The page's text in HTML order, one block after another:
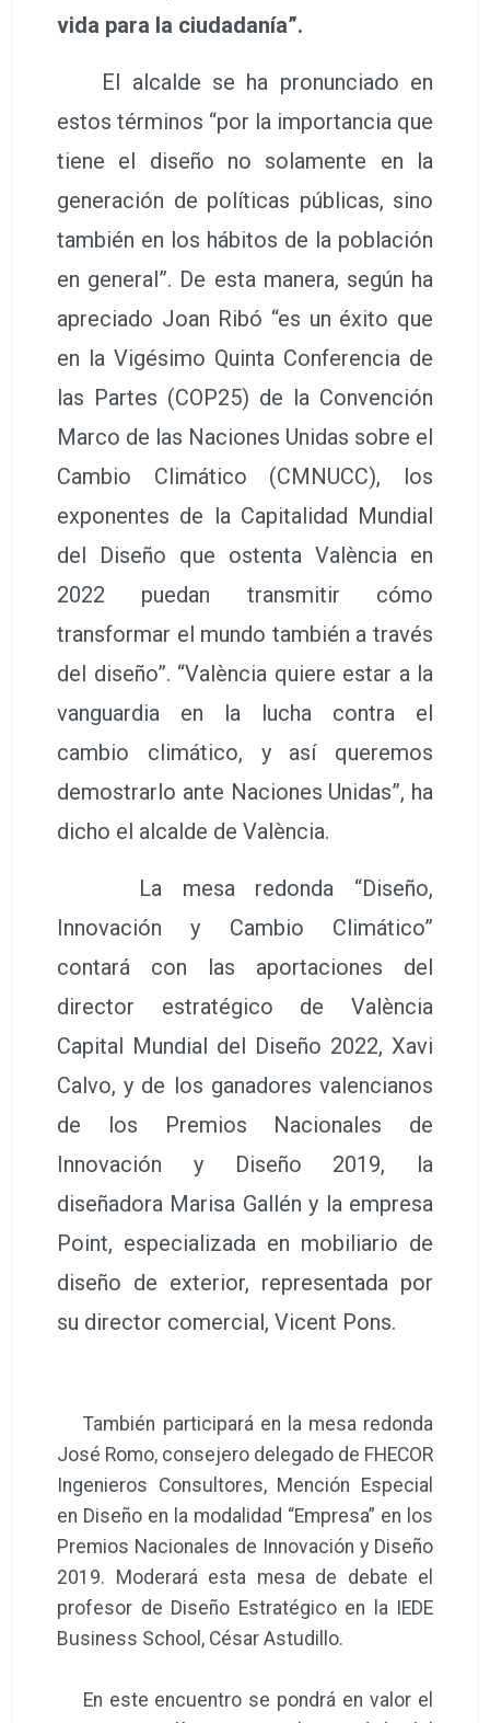
vida para la ciudadanía”.
El alcalde se ha pronunciado en
estos términos “por la importancia que
tiene el diseño no solamente en la
generación de políticas públicas, sino
también en los hábitos de la población
en general”. De esta manera, según ha
apreciado Joan Ribó “es un éxito que
en la Vigésimo Quinta Conferencia de
las Partes (COP25) de la Convención
Marco de las Naciones Unidas sobre el
Cambio Climático (CMNUCC), los
exponentes de la Capitalidad Mundial
del Diseño que ostenta València en
2022 puedan transmitir cómo
transformar el mundo también a través
del diseño”. “València quiere estar a la
vanguardia en la lucha contra el
cambio climático, y así queremos
demostrarlo ante Naciones Unidas”, ha
dicho el alcalde de València.
La mesa redonda “Diseño,
Innovación y Cambio Climático”
contará con las aportaciones del
director estratégico de València
Capital Mundial del Diseño 2022, Xavi
Calvo, y de los ganadores valencianos
de los Premios Nacionales de
Innovación y Diseño 2019, la
diseñadora Marisa Gallén y la empresa
Point, especializada en mobiliario de
diseño de exterior, representada por
su director comercial, Vicent Pons.
También participará en la mesa redonda
José Romo, consejero delegado de FHECOR
Ingenieros Consultores, Mención Especial
en Diseño en la modalidad “Empresa” en los
Premios Nacionales de Innovación y Diseño
2019. Moderará esta mesa de debate el
profesor de Diseño Estratégico en la IEDE
Business School, César Astudillo.
En este encuentro se pondrá en valor el